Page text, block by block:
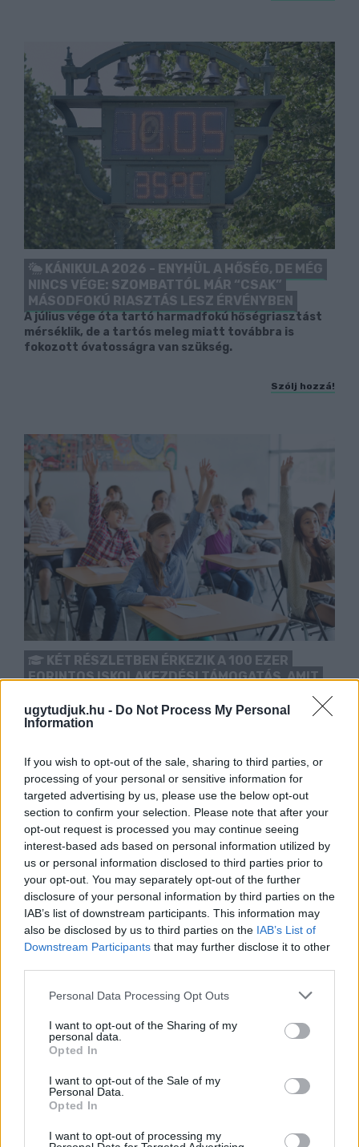
ugytudjuk.hu - Do Not Process My Personal
Information
If you wish to opt-out of the sale, sharing to third parties, or
processing of your personal or sensitive information for
targeted advertising by us, please use the below opt-out
section to confirm your selection. Please note that after your
opt-out request is processed you may continue seeing
interest-based ads based on personal information utilized by
us or personal information disclosed to third parties prior to
your opt-out. You may separately opt-out of the further
disclosure of your personal information by third parties on the
IAB’s list of downstream participants. This information may
also be disclosed by us to third parties on the IAB’s List of
Downstream Participants that may further disclose it to other
Please note that this website/app uses one or more Google
not limited to your visit or usage behaviour. You may click to
grant or deny consent to Google and its third-party tags to
use your data for below specified purposes in below Google
consent section.
Personal Data Processing Opt Outs
I want to opt-out of the Sharing of my
personal data.
Opted In
I want to opt-out of the Sale of my
Personal Data.
Opted In
I want to opt-out of processing my
KÁNIKULA 2026 - ENYHÜL A HŐSÉG, DE MÉG
NINCS VÉGE: SZOMBATTÓL MÁR “CSAK”
MÁSODFOKÚ RIASZTÁS LESZ ÉRVÉNYBEN
A július vége óta tartó harmadfokú hőségriasztást
mérséklik, de a tartós meleg miatt továbbra is
fokozott óvatosságra van szükség.
Szólj hozzá!
KÉT RÉSZLETBEN ÉRKEZIK A 100 EZER
FORINTOS ISKOLAKEZDÉSI TÁMOGATÁS, AMIT
Az első 50 ezer forintot még a tanévkezdés előtt
folyósítja a Magyar Államkincstár, a második részlet
1 hozzászólás
PIKNIK ITALOK: ÍZEK ÉS ÉLMÉNYEK A
Ahogy tavaszodik és a nap egyre tovább marad
velünk, sokaknak támad kedve kirándulni a
természetbe.